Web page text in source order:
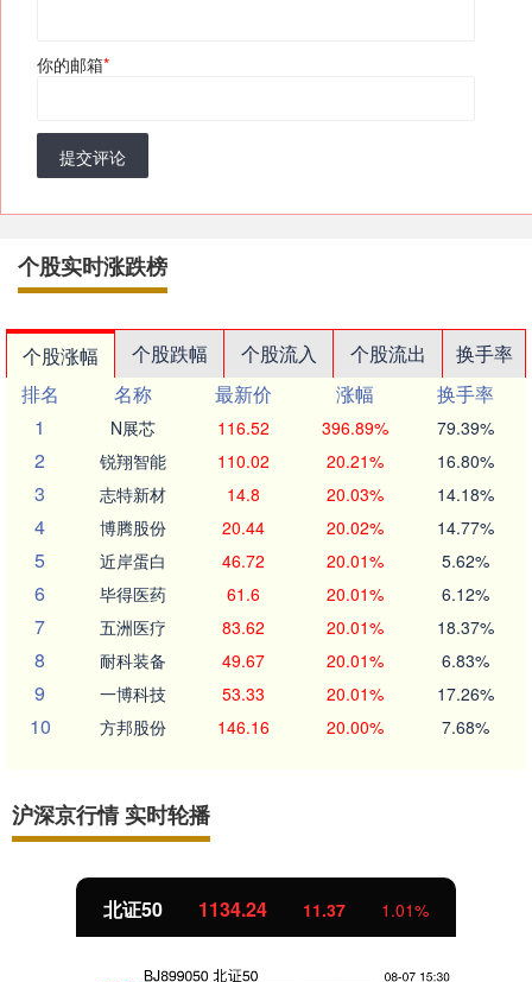
你的邮箱*
提交评论
个股实时涨跌榜
个股涨幅 个股跌幅 个股流入 个股流出
换手率
排名
名称 最新价 涨幅
换手率
1
N展芯 116.52 396.89% 79.39%
2 锐翔智能 110.02 20.21% 16.80%
3 志特新材 14.8 20.03% 14.18%
4 博腾股份 20.44 20.02% 14.77%
5 近岸蛋白 46.72 20.01% 5.62%
6 毕得医药 61.6 20.01% 6.12%
7 五洲医疗 83.62 20.01% 18.37%
8 耐科装备 49.67 20.01% 6.83%
9 一博科技 53.33 20.01% 17.26%
10 方邦股份 146.16 20.00% 7.68%
沪深京行情 实时轮播
北证50 1134.24 11.37 1.01%